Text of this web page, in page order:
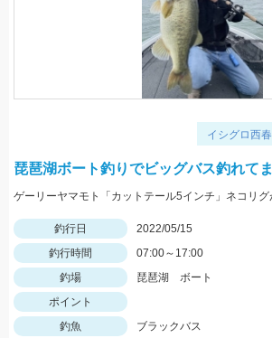
イシグロ西
琵琶湖ボート釣りでビッグバス釣れて
ゲーリーヤマモト「カットテール5インチ」ネコリグ
釣行日
2022/05/15
釣行時間
07:00～17:00
釣場
琵琶湖 ボート
ポイント
釣魚
ブラックバス